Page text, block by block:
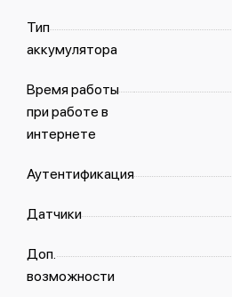
Тип
аккумулятора
Время работы
при работе в
интернете
Аутентификация
Датчики
Доп.
возможности